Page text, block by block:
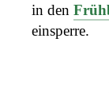
in den
einsperre.